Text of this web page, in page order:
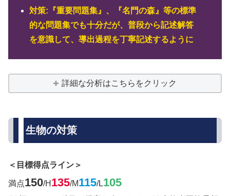
対策:『重要問題集』、『名門の森』等の標準
的な問題集でも十分だが、普段から記述解答
を意識して、導出過程を丁寧記述するように
詳細な分析はこちらをクリック
生物の対策
＜目標得点ライン＞
満点150/H 135/M115/L105